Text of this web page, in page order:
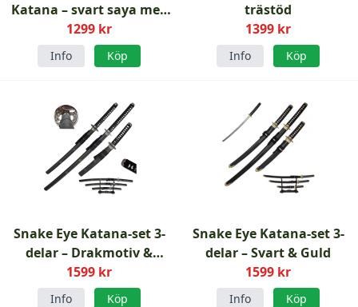
Katana – svart saya med
guldmönster
1299 kr
Info Köp
trästöd
1399 kr
Info Köp
Snake Eye Katana-set 3-
delar – Drakmotiv &
svartlackerade slidor
1599 kr
Info Köp
Snake Eye Katana-set 3-
delar – Svart & Guld
1599 kr
Info Köp